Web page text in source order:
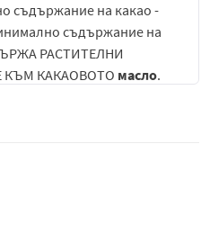
съдържание на какао -
съдържание на
РАСТИТЕЛНИ
КАКАОВОТО масло.